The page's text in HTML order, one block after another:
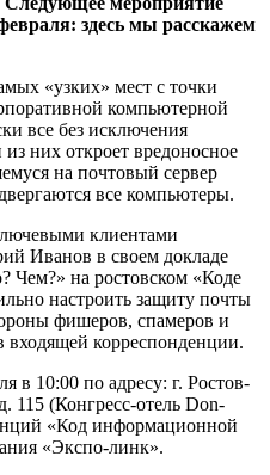
здесь мы расскажем
«узких» мест с точки
компьютерной
все без исключения
них откроет вредоносное
на почтовый сервер
все компьютеры.
клиентами
Иванов в своем докладе
Чем?» на ростовском «Коде
настроить защиту почты
фишеров, спамеров и
входящей корреспонденции.
в 10:00 по адресу: г. Ростов-
115 (Конгресс-отель Don-
«Код информационной
«Экспо-линк».